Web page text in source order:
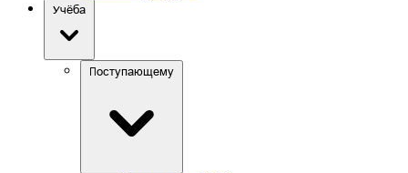
Учёба
Поступающему